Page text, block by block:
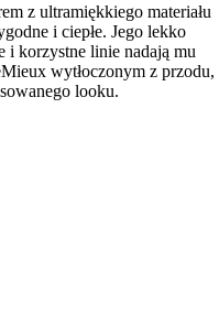
z ultramiękkiego materiału
i ciepłe. Jego lekko
i korzystne linie nadają mu
wytłoczonym z przodu,
looku.